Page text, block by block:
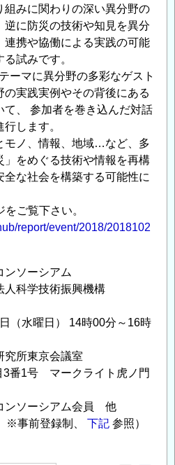
組みに関わりの深い異分野の
逆に防災の技術や知見を異分
連携や協働による実践の可能
試みです。
ーマに異分野の多彩なゲスト
実践実例やその背後にある
て、 参加者を巻き込んだ対話
します。
モノ、情報、地域…など、多
」をめぐる技術や情報を再構
な社会を構築する可能性に
ご覧下さい。
report/event/2018/2018102
ンソーシアム
人科学技術振興機構
（水曜日） 14時00分～16時
究所東京会議室
3番1号 マークライト虎ノ門
ンソーシアム会員 他
※事前登録制、
下記 参照）